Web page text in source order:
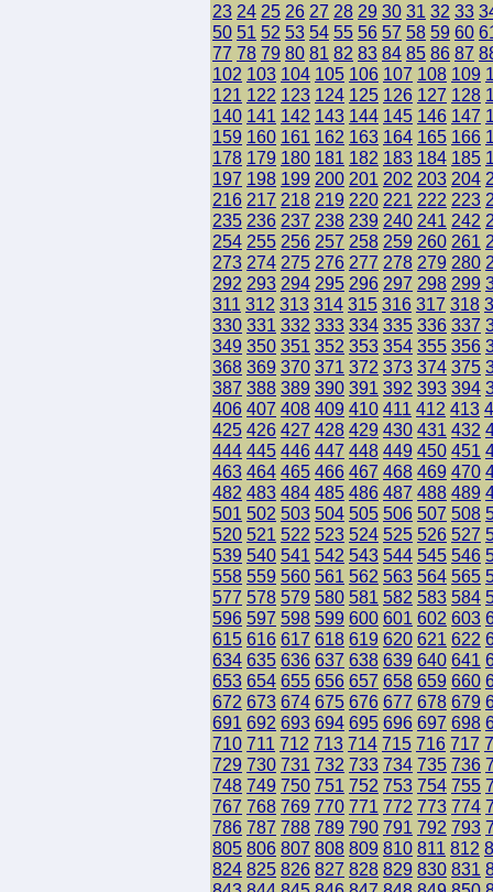
23 24 25 26 27 28 29 30 31 32 33
50 51 52 53 54 55 56 57 58 59 60
77 78 79 80 81 82 83 84 85 86 87
102 103 104 105 106 107 108 109
121 122 123 124 125 126 127 128
140 141 142 143 144 145 146 147
159 160 161 162 163 164 165 166
178 179 180 181 182 183 184 185
197 198 199 200 201 202 203 204
216 217 218 219 220 221 222 223
235 236 237 238 239 240 241 242
254 255 256 257 258 259 260 261
273 274 275 276 277 278 279 280
292 293 294 295 296 297 298 299
311 312 313 314 315 316 317 318
330 331 332 333 334 335 336 337
349 350 351 352 353 354 355 356
368 369 370 371 372 373 374 375
387 388 389 390 391 392 393 394
406 407 408 409 410 411 412 413
425 426 427 428 429 430 431 432
444 445 446 447 448 449 450 451
463 464 465 466 467 468 469 470
482 483 484 485 486 487 488 489
501 502 503 504 505 506 507 508
520 521 522 523 524 525 526 527
539 540 541 542 543 544 545 546
558 559 560 561 562 563 564 565
577 578 579 580 581 582 583 584
596 597 598 599 600 601 602 603
615 616 617 618 619 620 621 622
634 635 636 637 638 639 640 641
653 654 655 656 657 658 659 660
672 673 674 675 676 677 678 679
691 692 693 694 695 696 697 698
710 711 712 713 714 715 716 717
729 730 731 732 733 734 735 736
748 749 750 751 752 753 754 755
767 768 769 770 771 772 773 774
786 787 788 789 790 791 792 793
805 806 807 808 809 810 811 812
824 825 826 827 828 829 830 831